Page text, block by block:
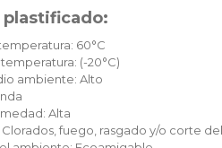
60°C
(-20°C)
ambiente: Alto
Alta
fuego, rasgado y/o corte